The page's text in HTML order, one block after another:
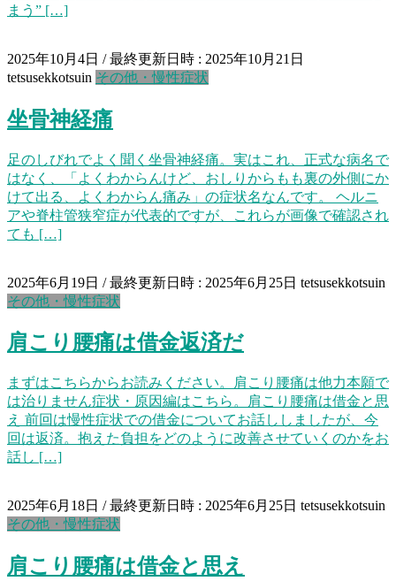
まう” […]
2025年10月4日 / 最終更新日時 : 2025年10月21日
tetsusekkotsuin その他・慢性症状
坐骨神経痛
足のしびれでよく聞く坐骨神経痛。実はこれ、正式な病名で
はなく、「よくわからんけど、おしりからもも裏の外側にか
けて出る、よくわからん痛み」の症状名なんです。 ヘルニ
アや脊柱管狭窄症が代表的ですが、これらが画像で確認され
ても […]
2025年6月19日 / 最終更新日時 : 2025年6月25日 tetsusekkotsuin
その他・慢性症状
肩こり腰痛は借金返済だ
まずはこちらからお読みください。肩こり腰痛は他力本願で
は治りません症状・原因編はこちら。肩こり腰痛は借金と思
え 前回は慢性症状での借金についてお話ししましたが、今
回は返済。抱えた負担をどのように改善させていくのかをお
話し […]
2025年6月18日 / 最終更新日時 : 2025年6月25日 tetsusekkotsuin
その他・慢性症状
肩こり腰痛は借金と思え